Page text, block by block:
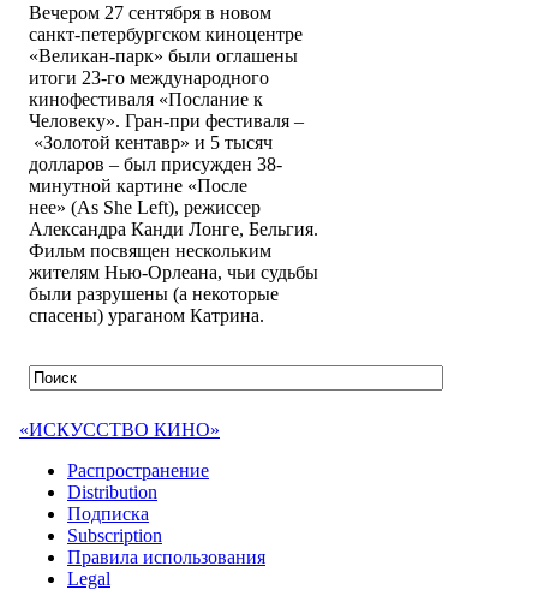
Вечером 27 сентября в новом
санкт-петербургском киноцентре
«Великан-парк» были оглашены
итоги 23-го международного
кинофестиваля «Послание к
Человеку». Гран-при фестиваля –
«Золотой кентавр» и 5 тысяч
долларов – был присужден 38-
минутной картине «После
нее» (As She Left), режиссер
Александра Канди Лонге, Бельгия.
Фильм посвящен нескольким
жителям Нью-Орлеана, чьи судьбы
были разрушены (а некоторые
спасены) ураганом Катрина.
«ИСКУССТВО КИНО»
Распространение
Distribution
Подписка
Subscription
Правила использования
Legal